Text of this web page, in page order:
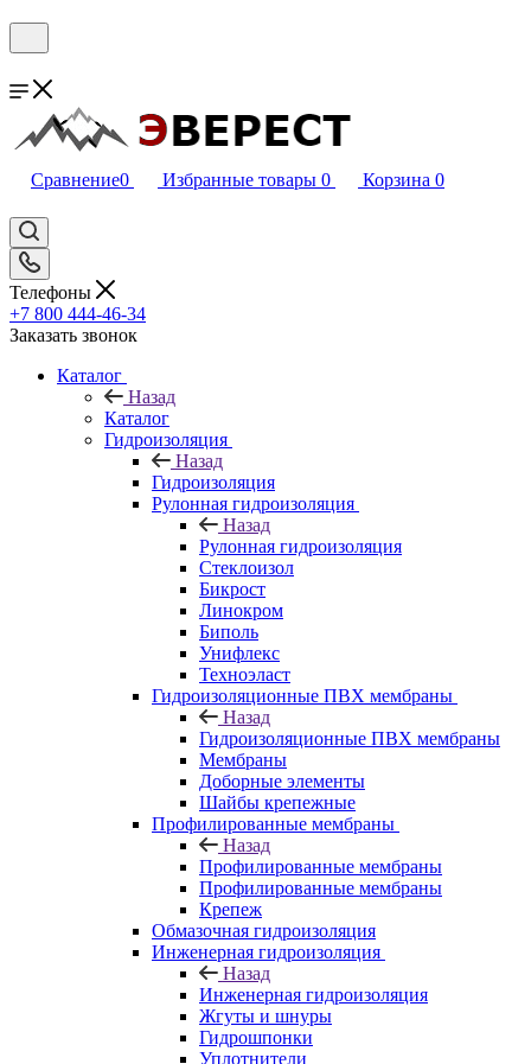
Сравнение0 Избранные товары 0 Корзина 0
Телефоны
+7 800 444-46-34
Заказать звонок
Каталог
Назад
Каталог
Гидроизоляция
Назад
Гидроизоляция
Рулонная гидроизоляция
Назад
Рулонная гидроизоляция
Стеклоизол
Бикрост
Линокром
Биполь
Унифлекс
Техноэласт
Гидроизоляционные ПВХ мембраны
Назад
Гидроизоляционные ПВХ мембраны
Мембраны
Доборные элементы
Шайбы крепежные
Профилированные мембраны
Назад
Профилированные мембраны
Профилированные мембраны
Крепеж
Обмазочная гидроизоляция
Инженерная гидроизоляция
Назад
Инженерная гидроизоляция
Жгуты и шнуры
Гидрошпонки
Уплотнители